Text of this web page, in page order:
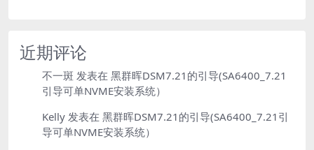
近期评论
不一斑 发表在 黑群晖DSM7.21的引导(SA6400_7.21
引导可单NVME安装系统）
Kelly 发表在 黑群晖DSM7.21的引导(SA6400_7.21引
导可单NVME安装系统）